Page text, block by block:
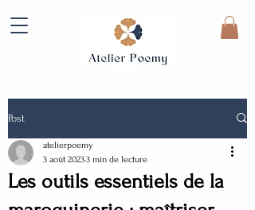
Post
Les outils essentiels de la
atelierpoemy
3 août 20233 min de lecture